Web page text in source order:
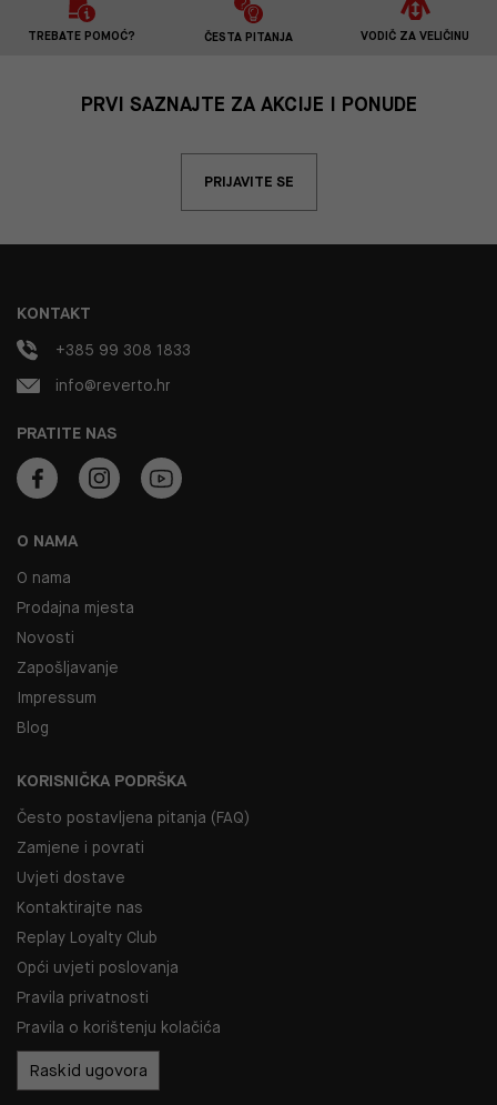
TREBATE POMOĆ? ČESTA PITANJA VODIČ ZA VELIČINU
PRVI SAZNAJTE ZA AKCIJE I PONUDE
PRIJAVITE SE
O NAMA
O nama
Prodajna mjesta
Novosti
Zapošljavanje
Impressum
Blog
KORISNIČKA PODRŠKA
Često postavljena pitanja (FAQ)
Zamjene i povrati
Uvjeti dostave
Kontaktirajte nas
Replay Loyalty Club
Opći uvjeti poslovanja
Pravila privatnosti
Pravila o korištenju kolačića
Raskid ugovora
PRATITE NAS
KONTAKT
+385 99 308 1833
info@reverto.hr